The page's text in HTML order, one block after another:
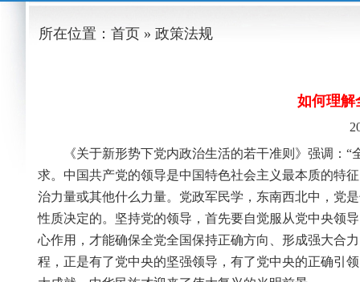
所在位置：首页 » 政策法规
如何理解
《关于新形势下党内政治生活的若干准则》强调：“
求。中国共产党的领导是中国特色社会主义最本质的特
治力量或其他什么力量。党政军民学，东南西北中，党
性质决定的。坚持党的领导，首先要自觉服从党中央领
心作用，才能确保全党全国保持正确方向、形成强大合
程，正是有了党中央的坚强领导，有了党中央的正确引